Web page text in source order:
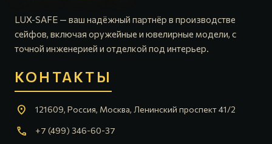
LUX-SAFE — ваш надёжный партнёр в производстве
сейфов, включая оружейные и ювелирные модели, с
точной инженерией и отделкой под интерьер.
КОНТАКТЫ
location_on 121609, Россия, Москва, Ленинский проспект 41/2
call +7 (499) 346-60-37